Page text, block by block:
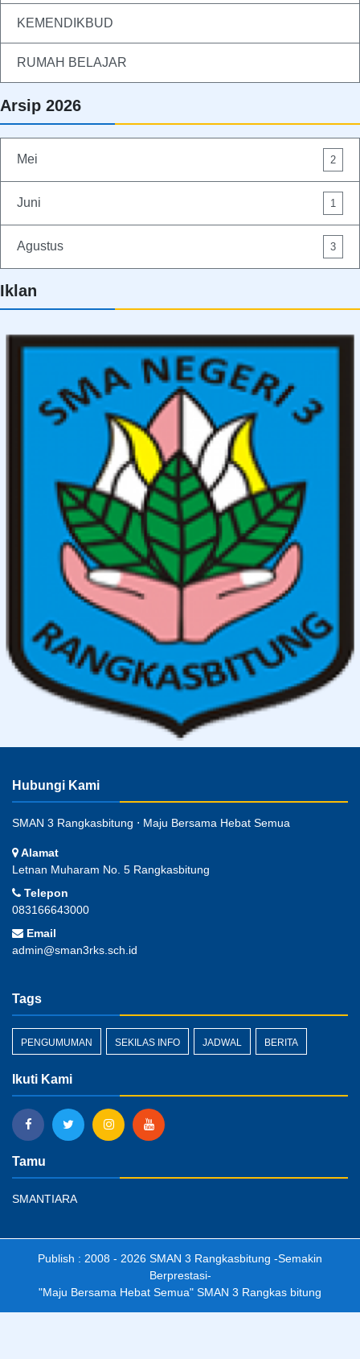
KEMENDIKBUD
RUMAH BELAJAR
Arsip 2026
Mei 2
Juni 1
Agustus 3
Iklan
Hubungi Kami
SMAN 3 Rangkasbitung ⋅ Maju Bersama Hebat Semua
Alamat
Letnan Muharam No. 5 Rangkasbitung
Telepon
083166643000
Email
admin@sman3rks.sch.id
Tags
PENGUMUMAN SEKILAS INFO JADWAL BERITA
Ikuti Kami
Tamu
SMANTIARA
Publish : 2008 - 2026 SMAN 3 Rangkasbitung -Semakin
Berprestasi-
"Maju Bersama Hebat Semua" SMAN 3 Rangkas bitung